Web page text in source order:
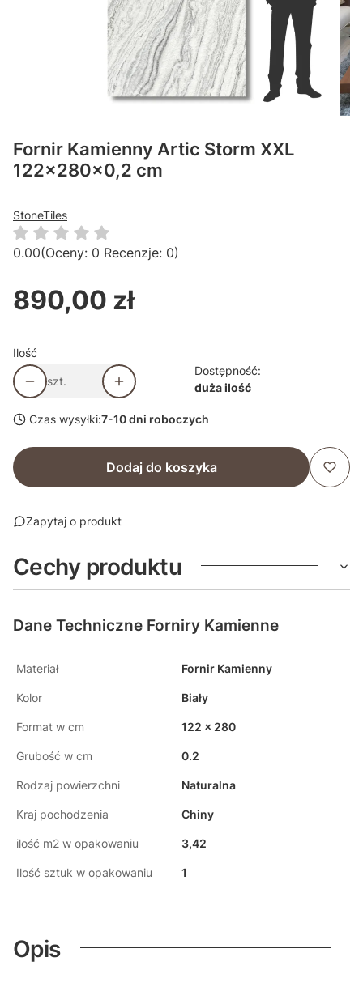
Fornir Kamienny Artic Storm XXL
122x280x0,2 cm
StoneTiles
0.00(Oceny: 0 Recenzje: 0)
Cena
890,00 zł
Ilość
szt.
Dostępność:
duża ilość
Czas wysyłki:7-10 dni roboczych
Dodaj do koszyka
Zapytaj o produkt
Cechy produktu
Dane Techniczne Forniry Kamienne
Materiał Fornir Kamienny
Kolor Biały
Format w cm 122 x 280
Grubość w cm 0.2
Rodzaj powierzchni Naturalna
Kraj pochodzenia Chiny
ilość m2 w opakowaniu 3,42
Ilość sztuk w opakowaniu 1
Opis